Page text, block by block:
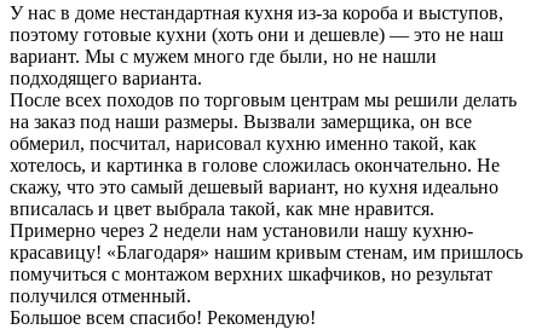
У нас в доме нестандартная кухня из-за короба и выступов,
поэтому готовые кухни (хоть они и дешевле) — это не наш
вариант. Мы с мужем много где были, но не нашли
подходящего варианта.
После всех походов по торговым центрам мы решили делать
на заказ под наши размеры. Вызвали замерщика, он все
обмерил, посчитал, нарисовал кухню именно такой, как
хотелось, и картинка в голове сложилась окончательно. Не
скажу, что это самый дешевый вариант, но кухня идеально
вписалась и цвет выбрала такой, как мне нравится.
Примерно через 2 недели нам установили нашу кухню-
красавицу! «Благодаря» нашим кривым стенам, им пришлось
помучиться с монтажом верхних шкафчиков, но результат
получился отменный.
Большое всем спасибо! Рекомендую!